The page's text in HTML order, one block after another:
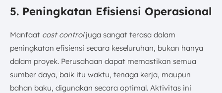
5. Peningkatan Efisiensi Operasional
Manfaat cost controljuga sangat terasa dalam
peningkatan efisiensi secara keseluruhan, bukan hanya
dalam proyek. Perusahaan dapat memastikan semua
sumber daya, baik itu waktu, tenaga kerja, maupun
bahan baku, digunakan secara optimal. Aktivitas ini